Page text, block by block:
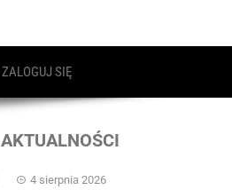
ZALOGUJ SIĘ
AKTUALNOŚCI
4 sierpnia 2026